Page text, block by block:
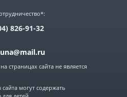
826-91-32
страницах сайта не является
могут содержать